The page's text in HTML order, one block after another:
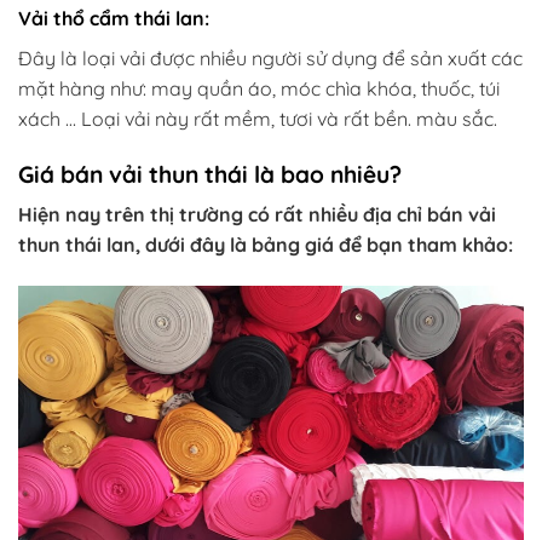
Vải thổ cẩm thái lan:
Đây là loại vải được nhiều người sử dụng để sản xuất các
mặt hàng như: may quần áo, móc chìa khóa, thuốc, túi
xách … Loại vải này rất mềm, tươi và rất bền. màu sắc.
Giá bán vải thun thái là bao nhiêu?
Hiện nay trên thị trường có rất nhiều địa chỉ bán vải
thun thái lan, dưới đây là bảng giá để bạn tham khảo: